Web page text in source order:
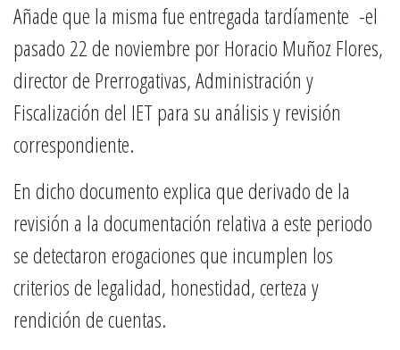
Añade que la misma fue entregada tardíamente -el
pasado 22 de noviembre por Horacio Muñoz Flores,
director de Prerrogativas, Administración y
Fiscalización del IET para su análisis y revisión
correspondiente.
En dicho documento explica que derivado de la
revisión a la documentación relativa a este periodo
se detectaron erogaciones que incumplen los
criterios de legalidad, honestidad, certeza y
rendición de cuentas.